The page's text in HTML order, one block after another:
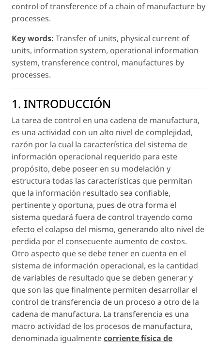
control of transference of a chain of manufacture by
processes.
Key words: Transfer of units, physical current of
units, information system, operational information
system, transference control, manufactures by
processes.
1. INTRODUCCIÓN
La tarea de control en una cadena de manufactura,
es una actividad con un alto nivel de complejidad,
razón por la cual la característica del sistema de
información operacional requerido para este
propósito, debe poseer en su modelación y
estructura todas las características que permitan
que la información resultado sea confiable,
pertinente y oportuna, pues de otra forma el
sistema quedará fuera de control trayendo como
efecto el colapso del mismo, generando alto nivel de
perdida por el consecuente aumento de costos.
Otro aspecto que se debe tener en cuenta en el
sistema de información operacional, es la cantidad
de variables de resultado que se deben generar y
que son las que finalmente permiten desarrollar el
control de transferencia de un proceso a otro de la
cadena de manufactura. La transferencia es una
macro actividad de los procesos de manufactura,
denominada igualmentecorriente física de